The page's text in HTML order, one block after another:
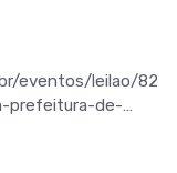
eventos/leilao/82
prefeitura-de-